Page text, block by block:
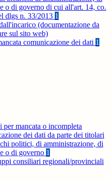
o di governo di cui all'art. 14, co.
dlgs n. 33/2013 1
(documentazione da
sul sito web)
comunicazione dei dati 1
per mancata o incompleta
dei dati da parte dei titolari
politici, di amministrazione, di
o di governo 1
consiliari regionali/provinciali